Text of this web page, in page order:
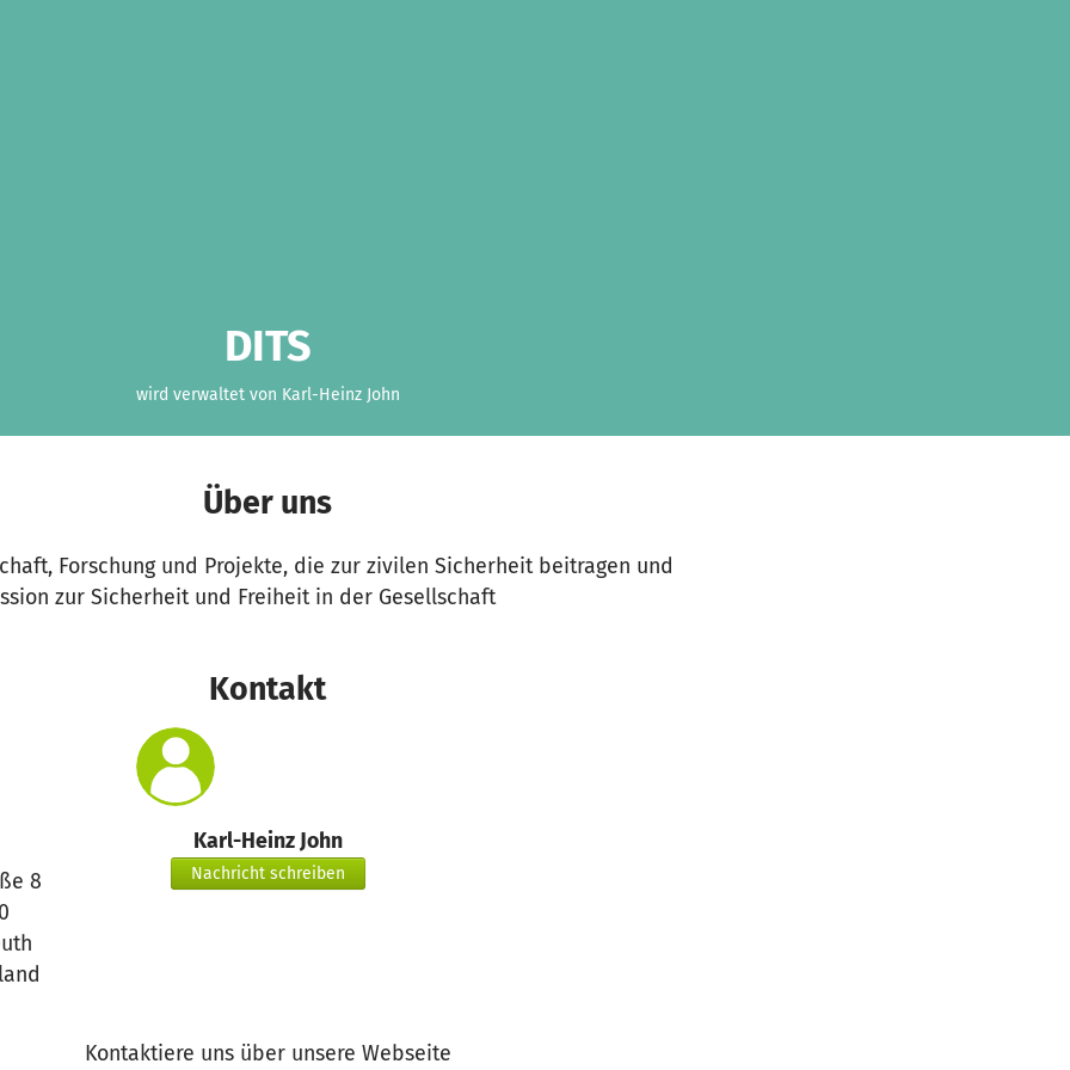
DITS
wird verwaltet von Karl-Heinz John
Über uns
Forschung und Projekte, die zur zivilen Sicherheit beitragen und
zur Sicherheit und Freiheit in der Gesellschaft
Kontakt
8
Karl-Heinz John
Nachricht schreiben
Kontaktiere uns über unsere Webseite